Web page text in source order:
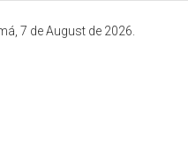
7 de August de 2026.